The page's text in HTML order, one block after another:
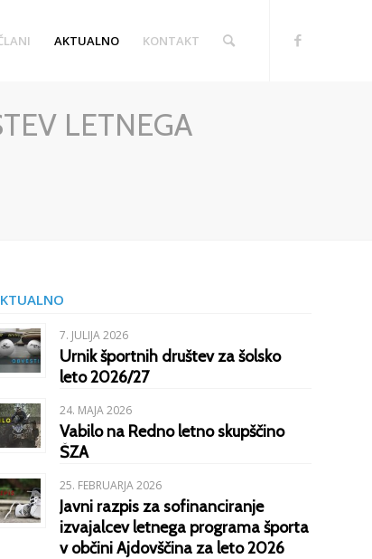
AKTUALNO KONTAKT
LETNEGA
7. JULIJA 2026
Urnik športnih društev za šolsko
leto 2026/27
24. MAJA 2026
Vabilo na Redno letno skupščino
ŠZA
25. FEBRUARJA 2026
Javni razpis za sofinanciranje
izvajalcev letnega programa športa
v občini Ajdovščina za leto 2026